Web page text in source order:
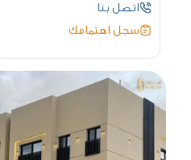
اتصل بنا
سجل اهتمامك